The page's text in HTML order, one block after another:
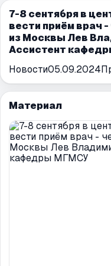
7-8 сентября в
вести приём врач
из Москвы Лев
Ассистент
Новости05.09.2024
Материал